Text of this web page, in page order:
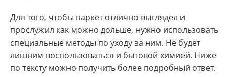
Для того, чтобы паркет отлично выглядел и
прослужил как можно дольше, нужно использовать
специальные методы по уходу за ним. Не будет
лишним воспользоваться и бытовой химией. Ниже
по тексту можно получить более подробный ответ.